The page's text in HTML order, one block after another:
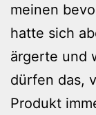
meinen
hatte sich
ärgerte und
dürfen das,
Produkt